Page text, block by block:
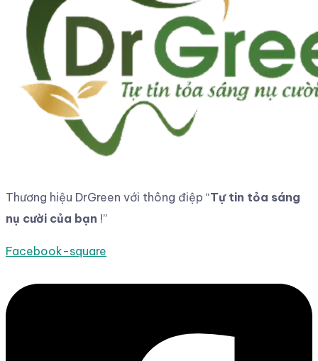
Thương hiệu DrGreen với thông điệp “Tự tin tỏa sáng
nụ cười của bạn !”
Facebook-square